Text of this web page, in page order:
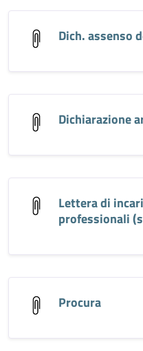
Dich. assenso
Dichiarazione
Lettera di
professionali
Procura